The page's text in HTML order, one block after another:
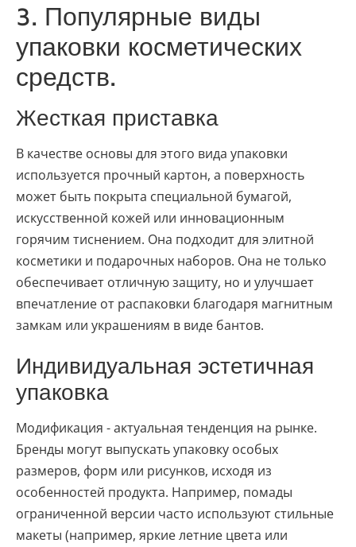
3. Популярные виды
упаковки косметических
средств.
Жесткая приставка
В качестве основы для этого вида упаковки
используется прочный картон, а поверхность
может быть покрыта специальной бумагой,
искусственной кожей или инновационным
горячим тиснением. Она подходит для элитной
косметики и подарочных наборов. Она не только
обеспечивает отличную защиту, но и улучшает
впечатление от распаковки благодаря магнитным
замкам или украшениям в виде бантов.
Индивидуальная эстетичная
упаковка
Модификация - актуальная тенденция на рынке.
Бренды могут выпускать упаковку особых
размеров, форм или рисунков, исходя из
особенностей продукта. Например, помады
ограниченной версии часто используют стильные
макеты (например, яркие летние цвета или